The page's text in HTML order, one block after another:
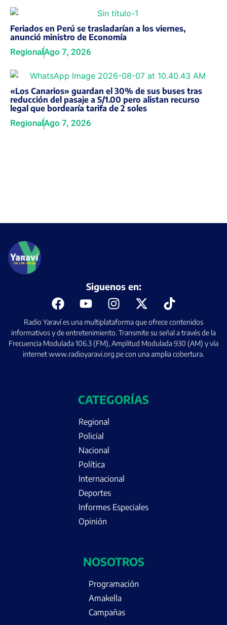
Feriados en Perú se trasladarían a los viernes,
anunció ministro de Economía
Regional Ago 7, 2026
«Los Canarios» guardan el 30% de sus buses tras
reducción del pasaje a S/1.00 pero alistan recurso
legal que bordearía tarifa de 2 soles
RegionalAgo 7, 2026
Radio Yaraví es una multiplataforma que ofrece contenidos
informativos y de entretenimiento. Transmite su señal a través de la
Frecuencia Modulada 106.3 (FM), Amplitud Modulada 930 (AM) y vía
internet www.radioyaravi.org.pe con una amplia cobertura.
Siguenos en:
CATEGORÍAS
Regional
Policial
Nacional
Política
Internacional
Deportes
Informes Especiales
Opinión
NOSOTROS
Programación
Amakella
Campañas